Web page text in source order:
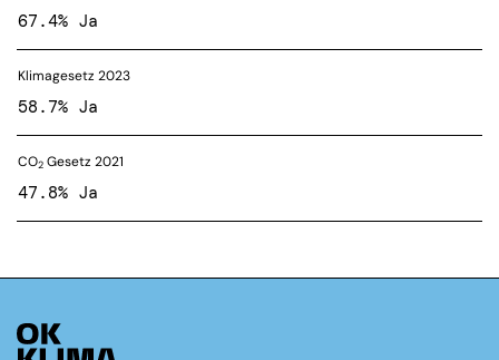
67.4% Ja
Klimagesetz 2023
58.7% Ja
CO2 Gesetz 2021
47.8% Ja